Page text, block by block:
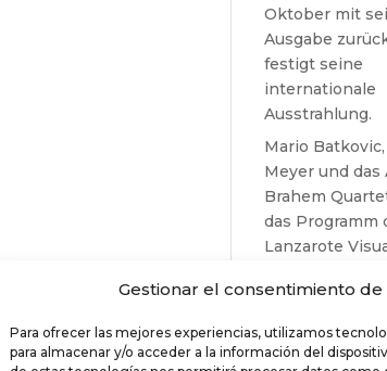
Gestionar el consentimiento de
Para ofrecer las mejores experiencias, utilizamos
para almacenar y/o acceder a la información del
Oktober mit
Ausgabe
festigt seine
internationale
Ausstrahlung.
Mario
Meyer und das
Brahem
das Programm
Lanzarote